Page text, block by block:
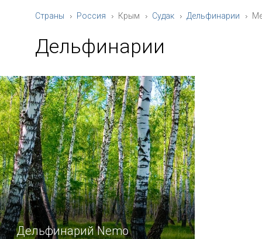
Страны Россия Крым Судак Дельфинарии
Дельфинарии
Дельфинарий Nemo